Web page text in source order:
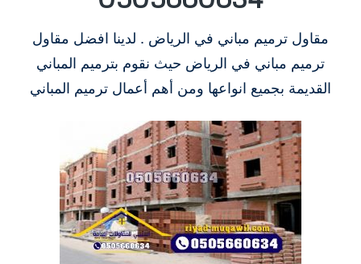
مقاول ترميم مباني في الرياض . لدينا افضل مقاول
ترميم مباني في الرياض حيث نقوم بترميم المباني
القديمة بجميع انواعها ومن أهم أعمال ترميم المباني